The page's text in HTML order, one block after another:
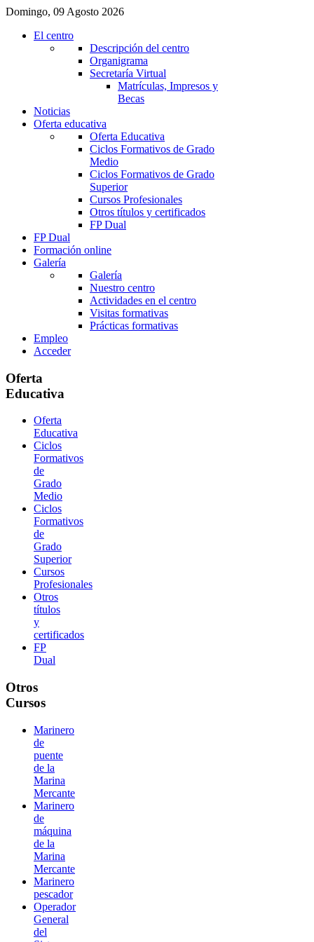
Domingo, 09 Agosto 2026
El centro
Descripción del centro
Organigrama
Secretaría Virtual
Matrículas, Impresos y
Becas
Noticias
Oferta educativa
Oferta Educativa
Ciclos Formativos de Grado
Medio
Ciclos Formativos de Grado
Superior
Cursos Profesionales
Otros títulos y certificados
FP Dual
FP Dual
Formación online
Galería
Galería
Nuestro centro
Actividades en el centro
Visitas formativas
Prácticas formativas
Empleo
Acceder
Oferta
Educativa
Oferta
Educativa
Ciclos
Formativos
de
Grado
Medio
Ciclos
Formativos
de
Grado
Superior
Cursos
Profesionales
Otros
títulos
y
certificados
FP
Dual
Otros
Cursos
Marinero
de
puente
de la
Marina
Mercante
Marinero
de
máquina
de la
Marina
Mercante
Marinero
pescador
Operador
General
del